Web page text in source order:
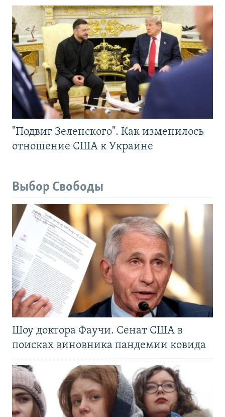
"Подвиг Зеленского". Как изменилось
отношение США к Украине
Выбор Свободы
Шоу доктора Фаучи. Сенат США в
поисках виновника пандемии ковида